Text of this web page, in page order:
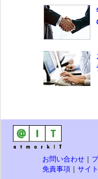
お問い合わせ
免責事項
サイ